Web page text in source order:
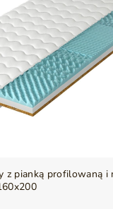
do snu
z pianką profilowaną i